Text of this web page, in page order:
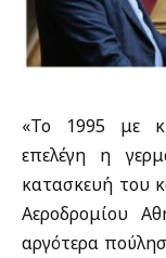
«Το 1995 με
επελέγη η
κατασκευή του
Αεροδρομίου
αργότερα